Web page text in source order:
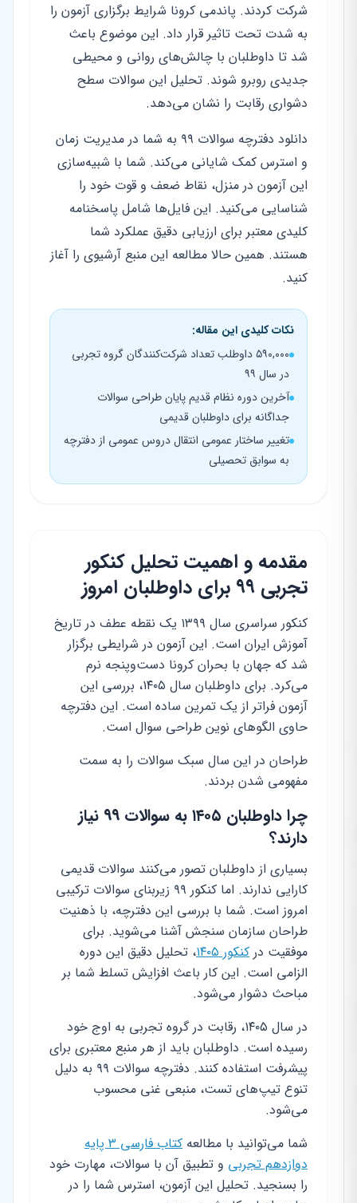
شرکت کردند. پاندمی کرونا شرایط برگزاری آزمون را
به شدت تحت تاثیر قرار داد. این موضوع باعث
شد تا داوطلبان با چالش‌های روانی و محیطی
جدیدی روبرو شوند. تحلیل این سوالات سطح
دشواری رقابت را نشان می‌دهد.
دانلود دفترچه سوالات ۹۹ به شما در مدیریت زمان
و استرس کمک شایانی می‌کند. شما با شبیه‌سازی
این آزمون در منزل، نقاط ضعف و قوت خود را
شناسایی می‌کنید. این فایل‌ها شامل پاسخنامه
کلیدی معتبر برای ارزیابی دقیق عملکرد شما
هستند. همین حالا مطالعه این منبع آرشیوی را آغاز
کنید.
نکات کلیدی این مقاله:
۵۹۰,۰۰۰ داوطلب تعداد شرکت‌کنندگان گروه تجربی
در سال ۹۹
آخرین دوره نظام قدیم پایان طراحی سوالات
جداگانه برای داوطلبان قدیمی
تغییر ساختار عمومی انتقال دروس عمومی از دفترچه
به سوابق تحصیلی
مقدمه و اهمیت تحلیل کنکور
تجربی ۹۹ برای داوطلبان امروز
کنکور سراسری سال ۱۳۹۹ یک نقطه عطف در تاریخ
آموزش ایران است. این آزمون در شرایطی برگزار
شد که جهان با بحران کرونا دست‌وپنجه نرم
می‌کرد. برای داوطلبان سال ۱۴۰۵، بررسی این
آزمون فراتر از یک تمرین ساده است. این دفترچه
حاوی الگوهای نوین طراحی سوال است.
طراحان در این سال سبک سوالات را به سمت
مفهومی شدن بردند.
چرا داوطلبان ۱۴۰۵ به سوالات ۹۹ نیاز
دارند؟
بسیاری از داوطلبان تصور می‌کنند سوالات قدیمی
کارایی ندارند. اما کنکور ۹۹ زیربنای سوالات ترکیبی
امروز است. شما با بررسی این دفترچه، با ذهنیت
طراحان سازمان سنجش آشنا می‌شوید. برای
موفقیت در کنکور ۱۴۰۵
، تحلیل دقیق این دوره
الزامی است. این کار باعث افزایش تسلط شما بر
مباحث دشوار می‌شود.
در سال ۱۴۰۵، رقابت در گروه تجربی به اوج خود
رسیده است. داوطلبان باید از هر منبع معتبری برای
پیشرفت استفاده کنند. دفترچه سوالات ۹۹ به دلیل
تنوع تیپ‌های تست، منبعی غنی محسوب
می‌شود.
شما می‌توانید با مطالعه
کتاب فارسی ۳ پایه
دوازدهم تجربی و تطبیق آن با سوالات، مهارت خود
را بسنجید. تحلیل این آزمون، استرس شما را در